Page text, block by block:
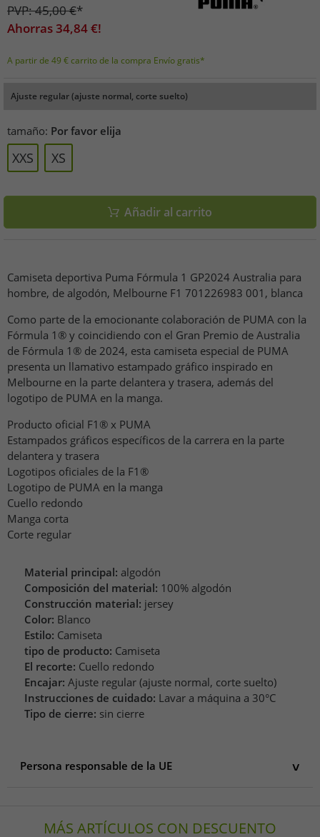
PVP:45,00€*
Ahorras34,84€!
A partir de 49 € carrito de la compra Envío gratis*
Ajuste regular (ajuste normal, corte suelto)
tamaño: Por favor elija
XXS XS
Añadir al carrito
Camiseta deportiva Puma Fórmula 1 GP2024 Australia para
hombre, de algodón, Melbourne F1 701226983 001, blanca
Como parte de la emocionante colaboración de PUMA con la
Fórmula 1® y coincidiendo con el Gran Premio de Australia
de Fórmula 1® de 2024, esta camiseta especial de PUMA
presenta un llamativo estampado gráfico inspirado en
Melbourne en la parte delantera y trasera, además del
logotipo de PUMA en la manga.
Producto oficial F1® x PUMA
Estampados gráficos específicos de la carrera en la parte
delantera y trasera
Logotipos oficiales de la F1®
Logotipo de PUMA en la manga
Cuello redondo
Manga corta
Corte regular
Material principal: algodón
Composición del material: 100% algodón
Construcción material: jersey
Color: Blanco
Estilo: Camiseta
tipo de producto: Camiseta
El recorte: Cuello redondo
Encajar: Ajuste regular (ajuste normal, corte suelto)
Instrucciones de cuidado: Lavar a máquina a 30°C
Tipo de cierre: sin cierre
Persona responsable de la UE
puma Way 1
MÁS ARTÍCULOS CON DESCUENTO